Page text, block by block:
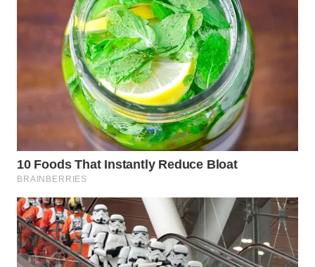
WN
SULSEL
GORONTALO
WN
WN
MALUKU